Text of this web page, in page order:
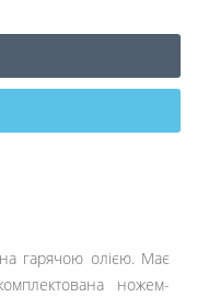
гарячою олією. Має
ножем-